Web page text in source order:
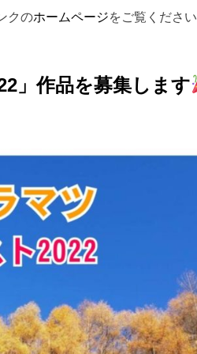
クのホームページをご覧くださ
」作品を募集します